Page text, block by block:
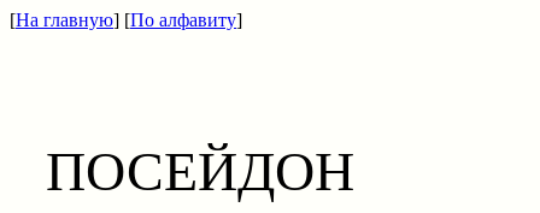
[На главную] [По алфавиту]
ПОСЕЙДОН